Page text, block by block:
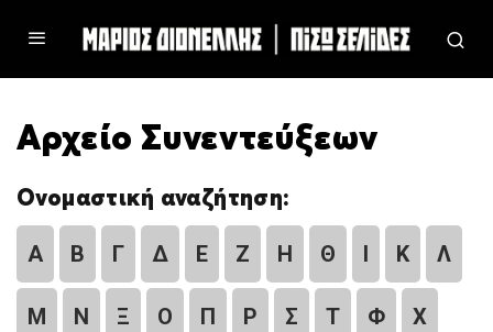
Αρχείο Συνεντεύξεων
Ονομαστική αναζήτηση:
Α Β Γ Δ Ε Ζ Η Θ Ι Κ Λ
Μ Ν Ξ Ο Π Ρ Σ Τ Φ Χ